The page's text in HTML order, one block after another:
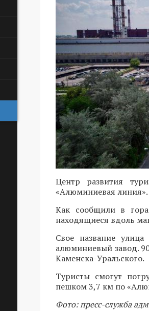
Центр развития
«Алюминиевая линия».
Как сообщили в
находящиеся вдоль
Свое название
алюминиевый завод.
Каменска-Уральского.
Туристы смогут
пешком 3,7 км по
Фото: пресс-служба